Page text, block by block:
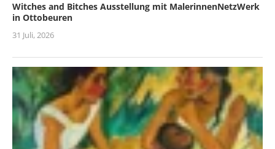
Witches and Bitches Ausstellung mit MalerinnenNetzWerk
in Ottobeuren
31 Juli, 2026